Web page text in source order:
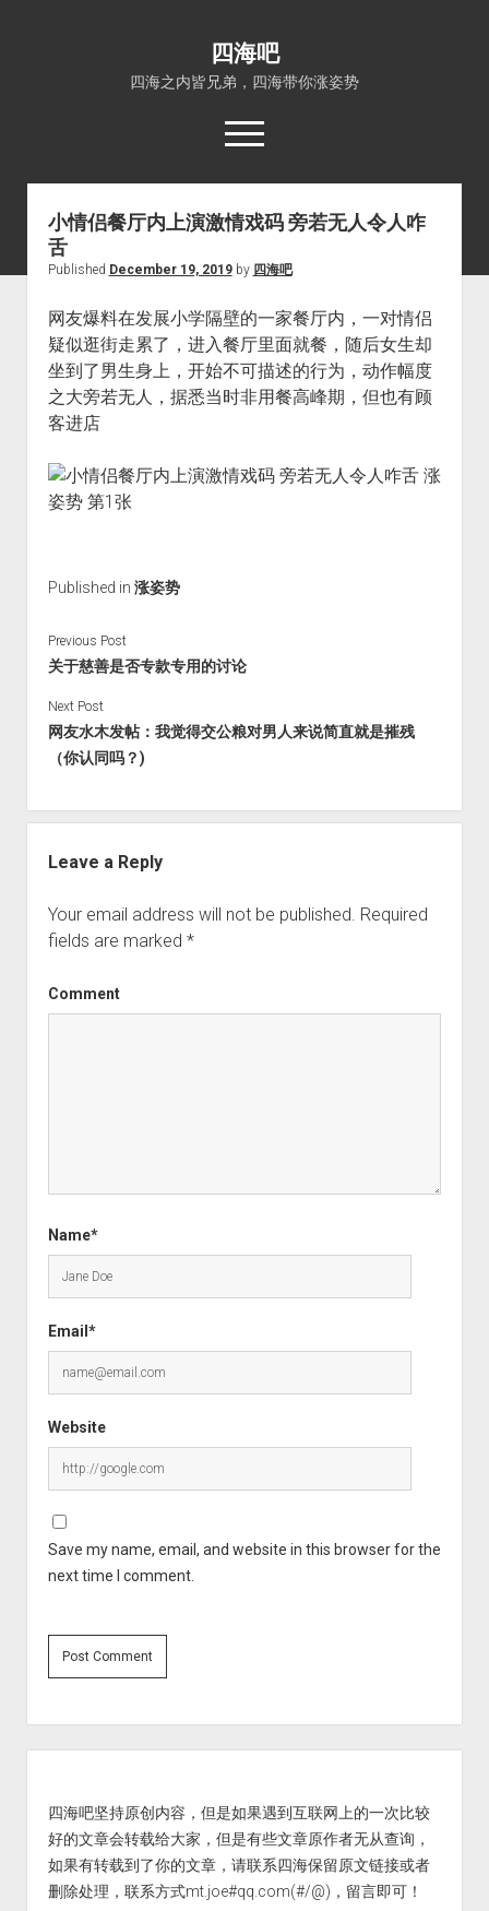
四海吧
四海之内皆兄弟，四海带你涨姿势
open
menu
首页
dropdown
福利吧
技术控
热门事件
电影推荐
小猪AI
算娘区块链
小情侣餐厅内上演激情戏码 旁若无人令人咋
舌
Published December 19, 2019by 四海吧
网友爆料在发展小学隔壁的一家餐厅内，一对情侣
疑似逛街走累了，进入餐厅里面就餐，随后女生却
坐到了男生身上，开始不可描述的行为，动作幅度
之大旁若无人，据悉当时非用餐高峰期，但也有顾
客进店 ​​​​
Published in 涨姿势
Previous Post
关于慈善是否专款专用的讨论
Next Post
网友水木发帖：我觉得交公粮对男人来说简直就是摧残
（你认同吗？)
Leave a Reply
Your email address will not be published. Required
fields are marked *
Comment
Name*
Email*
Website
Save my name, email, and website in this browser for the
next time I comment.
四海吧坚持原创内容，但是如果遇到互联网上的一次比较
好的文章会转载给大家，但是有些文章原作者无从查询，
如果有转载到了你的文章，请联系四海保留原文链接或者
删除处理，联系方式mt.joe#qq.com(#/@)，留言即可！